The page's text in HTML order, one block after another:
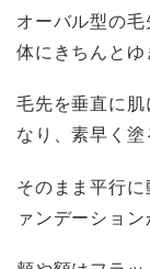
オーバル型の
体にきちんとゆ
毛先を垂直に
なり、素早く塗
そのまま平行
ァンデーショ